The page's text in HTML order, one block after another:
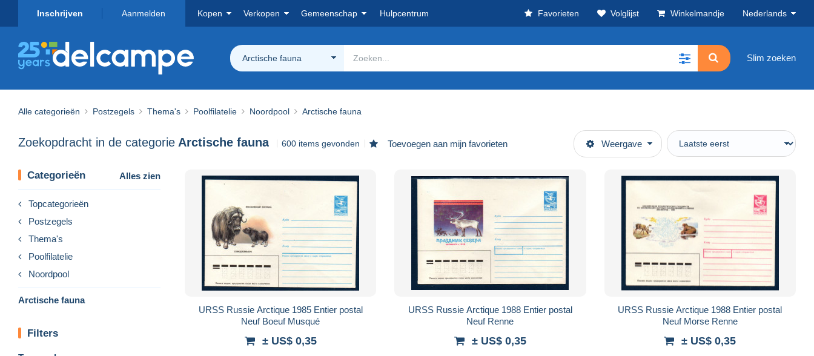
Inschrijven Aanmelden Kopen Verkopen Gemeenschap Hulpcentrum Favorieten Volglijst Winkelmandje Nederlands
Arctische fauna Slim zoeken
Alle categorieën Postzegels Thema's Poolfilatelie Noordpool Arctische fauna
Zoekopdracht in de categorie Arctische fauna 600 items gevonden Toevoegen aan mijn favorieten Weergave
Categorieën Alles zien
Topcategorieën
Postzegels
Thema's
Poolfilatelie
Noordpool
Arctische fauna
Filters
URSS Russie Arctique 1985 Entier postal
Neuf Boeuf Musqué
± US$ 0,35
URSS Russie Arctique 1988 Entier postal
Neuf Renne
± US$ 0,35
URSS Russie Arctique 1988 Entier postal
Neuf Morse Renne
± US$ 0,35